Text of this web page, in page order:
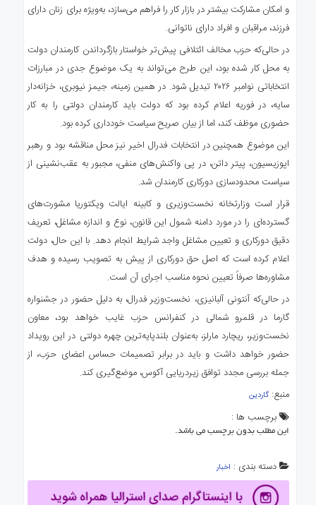
و امکان مشارکت بیشتر در بازار کار را فراهم می‌سازد، به‌ویژه برای زنان دارای
فرزند، مراقبان و افراد دارای ناتوانی.
در حالی‌که حزب مخالف ائتلافی پیش‌تر خواستار بازگرداندن کارمندان دولت
به محل کار شده بود، این طرح می‌تواند به یک موضوع جدی در مبارزات
انتخاباتی نوامبر ۲۰۲۶ تبدیل شود. در همین زمینه، جیمز نیوبری، خزانه‌دار
سایه، در فوریه اعلام کرده بود که دولت باید کارمندان دولتی را به کار
حضوری موظف کند، اما از بیان صریح سیاست خودداری کرده بود.
این موضوع همچنین در انتخابات فدرال اخیر نیز محل مناقشه بود و رهبر
اپوزیسیون، پیتر داتن، در پی واکنش‌های منفی، مجبور به عقب‌نشینی از
سیاست محدودسازی دورکاری کارمندان شد.
قرار است وزارتخانه نخست‌وزیری و کابینه ایالت ویکتوریا مشورت‌های
گسترده‌ای را در مورد دامنه شمول این قانون، نوع و اندازه مشاغل، تعریف
دقیق دورکاری و تعیین مشاغل واجد شرایط انجام دهد. با این حال، دولت
اعلام کرده است که اصل حق دورکاری از پیش به تصویب رسیده و هدف
مشاوره‌ها صرفاً تعیین نحوه مناسب اجرای آن است.
در حالی‌که آنتونی آلبانیزی، نخست‌وزیر فدرال، به دلیل حضور در جشنواره
گارما در قلمرو شمالی در کنفرانس حزب غایب خواهد بود، معاون
نخست‌وزیر، ریچارد مارلز، به‌عنوان بلندپایه‌ترین چهره دولتی در این رویداد
حضور خواهد داشت و باید در برابر تصمیمات حساس اعضای حزب، از
جمله بررسی مجدد توافق زیردریایی آکوس، موضع‌گیری کند.
منبع: گاردین
برچسب ها :
این مطلب بدون برچسب می باشد.
دسته بندی : اخبار